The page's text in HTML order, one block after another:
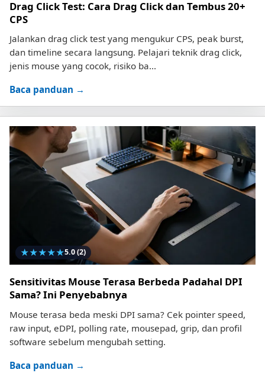
Drag Click Test: Cara Drag Click dan Tembus 20+
CPS
Jalankan drag click test yang mengukur CPS, peak burst,
dan timeline secara langsung. Pelajari teknik drag click,
jenis mouse yang cocok, risiko ba...
Baca panduan →
★★★★★5.0(2)
Sensitivitas Mouse Terasa Berbeda Padahal DPI
Sama? Ini Penyebabnya
Mouse terasa beda meski DPI sama? Cek pointer speed,
raw input, eDPI, polling rate, mousepad, grip, dan profil
software sebelum mengubah setting.
Baca panduan →